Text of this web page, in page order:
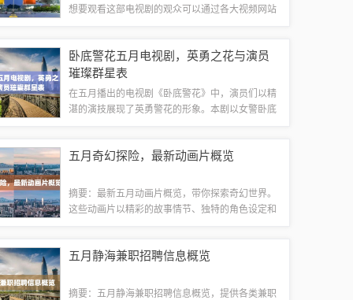
想要观看这部电视剧的观众可以通过各大视频网站
得一看。剧情简介《深宅雪》是一部古装电视...
卧底警花五月电视剧，英勇之花与演员
璀璨群星表
在五月播出的电视剧《卧底警花》中，演员们以精
湛的演技展现了英勇警花的形象。本剧以女警卧底
体演员表包括主要角色和配角等，共同演绎了这...
五月奇幻探险，最新动画片概览
摘要：最新五月动画片概览，带你探索奇幻世界。
这些动画片以精彩的故事情节、独特的角色设定和
力。《奇幻世界的冒险之旅》这部动画片以绚丽...
五月静海兼职招聘信息概览
摘要：五月静海兼职招聘信息概览，提供各类兼职